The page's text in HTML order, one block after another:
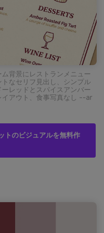
背景にレストランメニュー
なセリフ見出し、シンプル
レッドとスパイスアンバー
イアウト、食事写真なし --ar
トのビジュアルを無料作